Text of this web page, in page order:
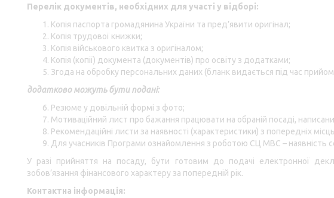
Перелік документів, необхідних для участі у відборі:
Копія паспорта громадянина України та пред’явити оригінал;
Копія трудової книжки;
Копія військового квитка з оригіналом;
Копія (копії) документа (документів) про освіту з додатками;
Згода на обробку персональних даних (бланк видається під час
додатково можуть бути подані:
Резюме у довільній формі з фото;
Мотиваційний лист про бажання працювати на обраній посаді,
Рекомендаційні листи за наявності (характеристики) з попередніх
Для учасників Програми ознайомлення з роботою СЦ МВС – наявність
У разі прийняття на посаду, бути готовим до подачі електронної
зобов’язання фінансового характеру за попередній рік.
Контактна інформація: